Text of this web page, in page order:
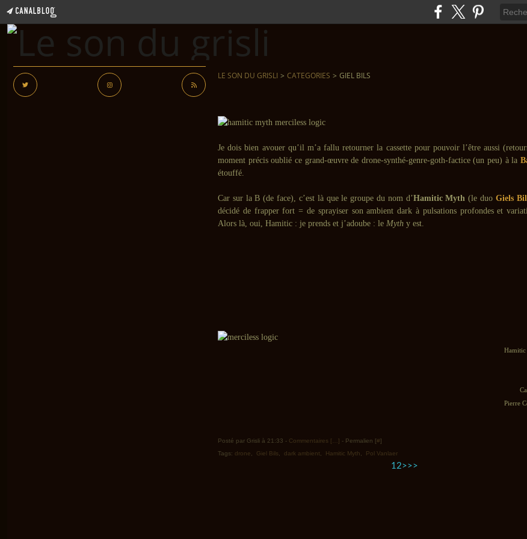
LE SON DU GRISLI > CATEGORIES > GIEL BILS
Je dois bien avouer qu’il m’a fallu retourner la cassette pour pouvoir l’être aussi
moment précis oublié ce grand-œuvre de drone-synthé-genre-goth-factice (un peu) à la
étouffé.
Car sur la B (de face), c’est là que le groupe du nom d’Hamitic Myth (le duo Giels
décidé de frapper fort = de sprayiser son ambient dark à pulsations profondes et
Alors là, oui, Hamitic : je prends et j’adoube : le Myth y est.
Pierre
Posté par Grisli à 21:33 - Commentaires [ ] - Permalien [#]
Tags: drone Giel Bils dark ambient Hamitic Myth Pol Vanlaer
12>>>